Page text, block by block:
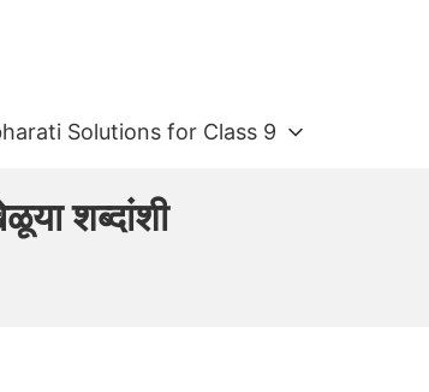
Solutions for Class 9
शब्दांशी